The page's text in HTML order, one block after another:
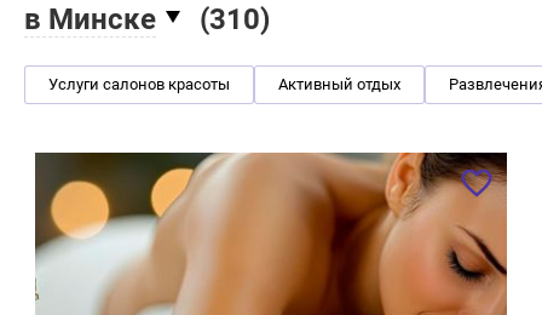
в Минске
(310)
Услуги салонов красоты Активный отдых